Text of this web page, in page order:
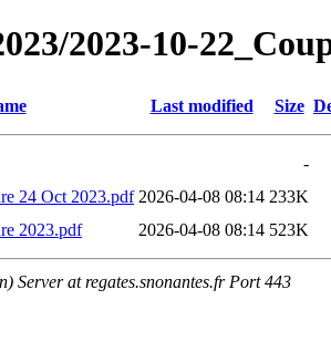
2023-10-
Last modified Size
-
24 Oct 2023.pdf 2026-04-08 08:14 233K
2023.pdf
2026-04-08 08:14 523K
Server at regates.snonantes.fr Port 443